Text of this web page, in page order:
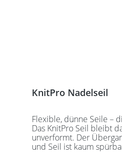
KnitPro Nadelseil
Flexible, dünne Seile –
Das KnitPro Seil bleibt
unverformt. Der
und Seil ist kaum